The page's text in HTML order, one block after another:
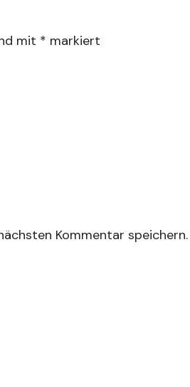
mit * markiert
Kommentar speichern.